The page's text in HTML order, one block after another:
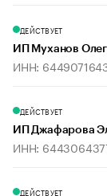
ДЕЙСТВУЕТ
ИП Муханов
ИНН:
ДЕЙСТВУЕТ
ИП Джафарова
ИНН:
ДЕЙСТВУЕТ